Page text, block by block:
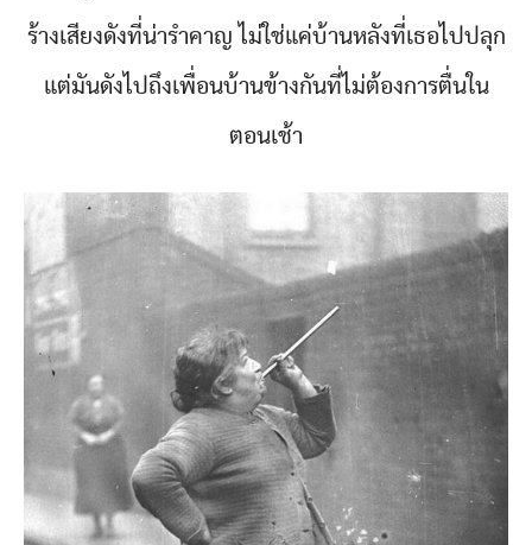
ร้างเสียงดังที่น่ารำคาญ ไม่ใช่แค่บ้านหลังที่เธอไปปลุก
แต่มันดังไปถึงเพื่อนบ้านข้างกันที่ไม่ต้องการตื่นใน
ตอนเช้า